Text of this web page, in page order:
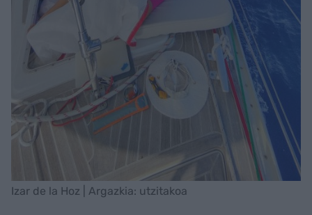
Izar de la Hoz | Argazkia: utzitakoa